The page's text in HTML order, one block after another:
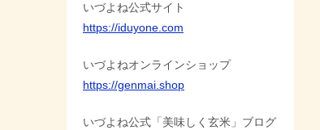
いづよね公式サイト
https://iduyone.com
いづよねオンラインショップ
https://genmai.shop
いづよね公式「美味しく玄米」ブログ